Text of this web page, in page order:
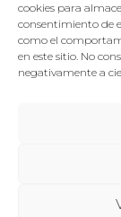
cookies para
consentimiento de
como el
en este sitio. No
negativamente a